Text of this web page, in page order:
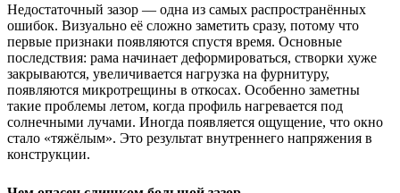
Недостаточный зазор — одна из самых распространённых
ошибок. Визуально её сложно заметить сразу, потому что
первые признаки появляются спустя время. Основные
последствия: рама начинает деформироваться, створки хуже
закрываются, увеличивается нагрузка на фурнитуру,
появляются микротрещины в откосах. Особенно заметны
такие проблемы летом, когда профиль нагревается под
солнечными лучами. Иногда появляется ощущение, что окно
стало «тяжёлым». Это результат внутреннего напряжения в
конструкции.